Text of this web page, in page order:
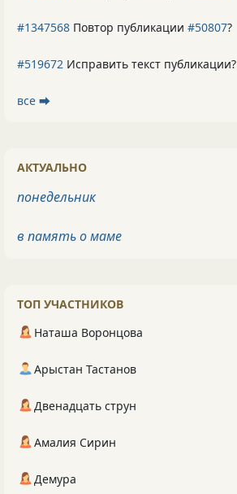
#1347568 Повтор публикации #50807?
#519672 Исправить текст публикации?
все ⮕
АКТУАЛЬНО
понедельник
в память о маме
ТОП УЧАСТНИКОВ
Наташа Воронцова
Арыстан Тастанов
Двенадцать струн
Амалия Сирин
Демура